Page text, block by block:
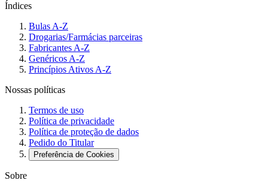
Índices
Bulas A-Z
Drogarias/Farmácias parceiras
Fabricantes A-Z
Genéricos A-Z
Princípios Ativos A-Z
Nossas políticas
Termos de uso
Política de privacidade
Política de proteção de dados
Pedido do Titular
Preferência de Cookies
Sobre